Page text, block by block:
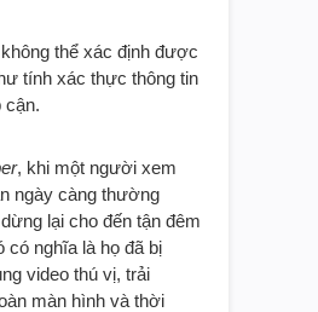
thể xác định được
tính xác thực thông tin
cận.
, khi một người xem
ngày càng thường
lại cho đến tận đêm
có nghĩa là họ đã bị
video thú vị, trải
màn hình và thời